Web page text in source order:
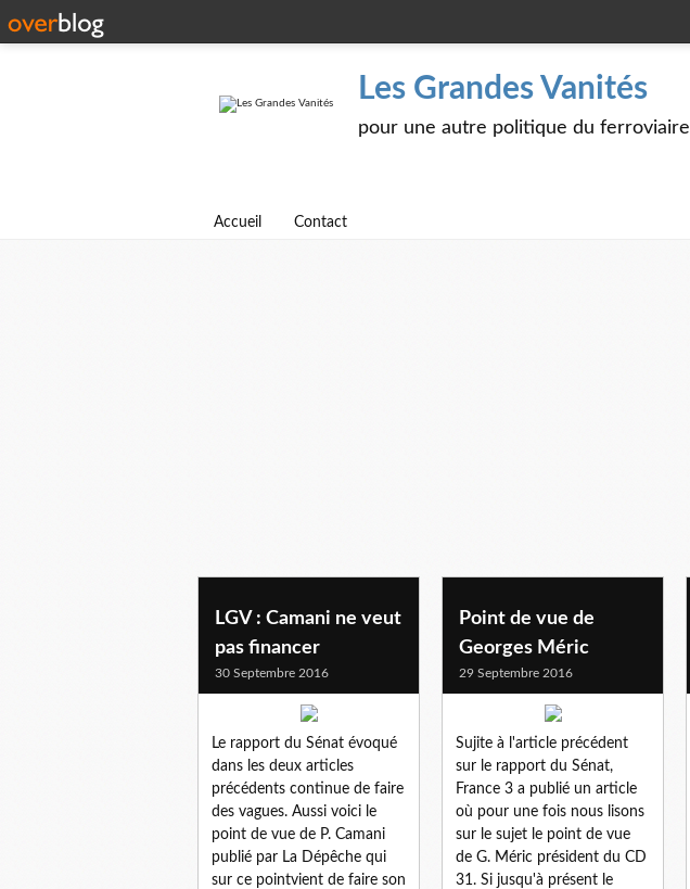
Les Grandes Vanités
pour une autre politique du ferroviaire
Accueil Contact
LGV : Camani ne veut
pas financer
30 Septembre 2016
Le rapport du Sénat évoqué
dans les deux articles
précédents continue de faire
des vagues. Aussi voici le
point de vue de P. Camani
publié par La Dépêche qui
sur ce pointvient de faire son
Point de vue de
Georges Méric
29 Septembre 2016
Sujite à l'article précédent
sur le rapport du Sénat,
France 3 a publié un article
où pour une fois nous lisons
sur le sujet le point de vue
de G. Méric président du CD
31. Si jusqu'à présent le